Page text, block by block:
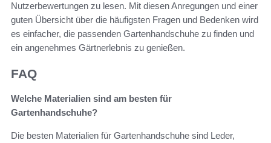
Nutzerbewertungen zu lesen. Mit diesen Anregungen und einer
guten Übersicht über die häufigsten Fragen und Bedenken wird
es einfacher, die passenden Gartenhandschuhe zu finden und
ein angenehmes Gärtnerlebnis zu genießen.
FAQ
Welche Materialien sind am besten für
Gartenhandschuhe?
Die besten Materialien für Gartenhandschuhe sind Leder,